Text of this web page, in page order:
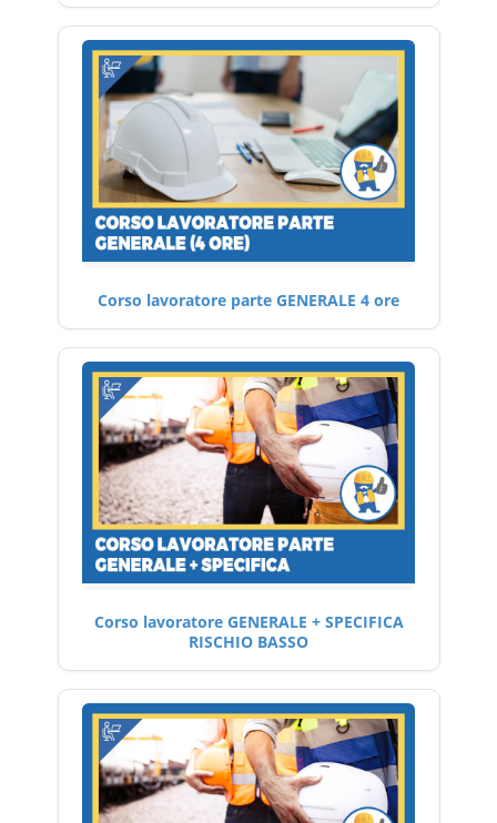
Corso lavoratore parte GENERALE 4 ore
Corso lavoratore GENERALE + SPECIFICA
RISCHIO BASSO